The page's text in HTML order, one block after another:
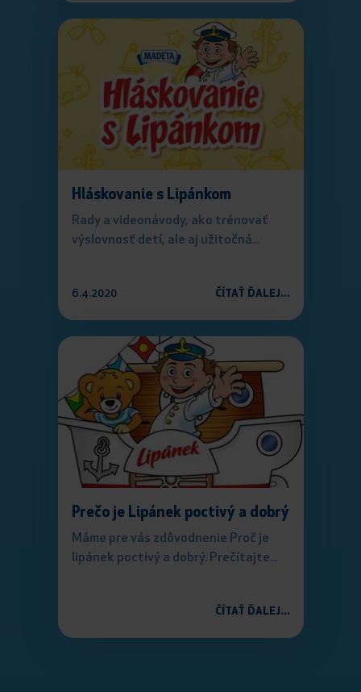
Hláskovanie s Lipánkom
Rady a videonávody, ako trénovať
výslovnosť detí, ale aj užitočná...
6.4.2020 ČÍTAŤ ĎALEJ...
Prečo je Lipánek poctivý a dobrý
Máme pre vás zdôvodnenie Proč je
lipánek poctivý a dobrý. Prečítajte...
ČÍTAŤ ĎALEJ...